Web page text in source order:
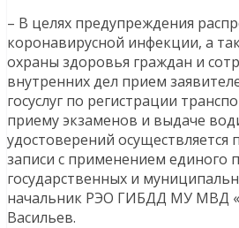
– В целях предупреждения
коронавирусной инфекции, а
охраны здоровья граждан и
внутренних дел прием
госуслуг по регистрации
приему экзаменов и выдаче
удостоверений
записи с применением единого
государственных и
начальник РЭО ГИБДД МУ МВД
Васильев.